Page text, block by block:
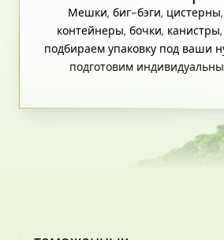
Мешки, биг-бэги,
контейнеры, бочки,
подбираем упаковку под ваши
подготовим